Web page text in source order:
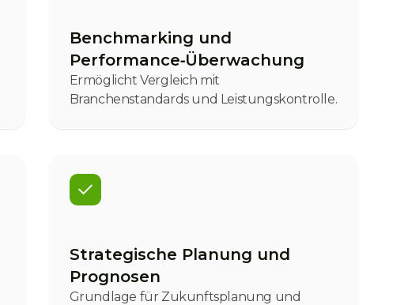
Benchmarking und
Performance‑Überwachung
Ermöglicht Vergleich mit
Branchenstandards und Leistungskontrolle.
Strategische Planung und
Prognosen
Grundlage für Zukunftsplanung und